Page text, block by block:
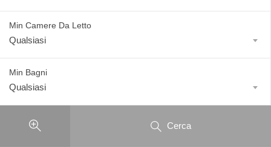
Min Camere Da Letto
Qualsiasi
Min Bagni
Qualsiasi
Cerca